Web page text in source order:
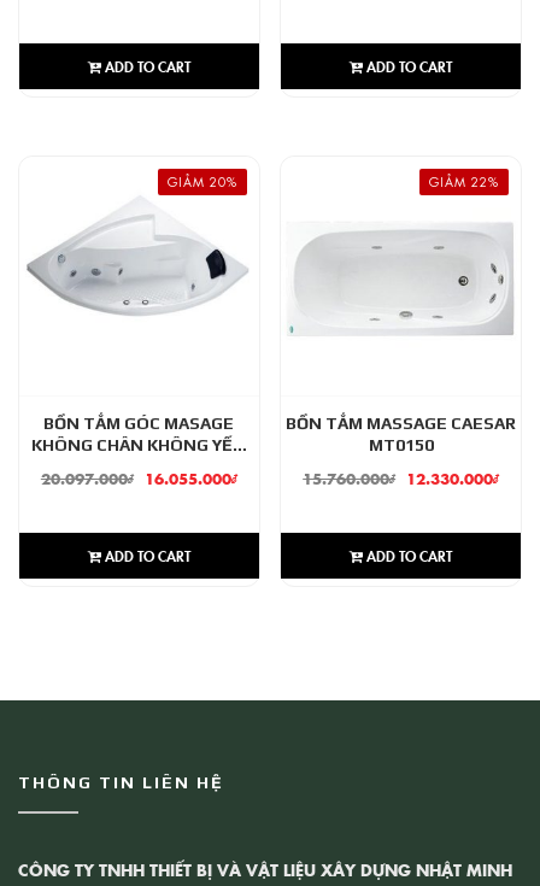
ADD TO CART ADD TO CART
GIẢM 20%
BỒN TẮM GÓC MASAGE
KHÔNG CHÂN KHÔNG YẾM
20.097.000₫ 16.055.000₫
ADD TO CART
GIẢM 22%
BỒN TẮM MASSAGE CAESAR
MT0150
15.760.000₫ 12.330.000₫
ADD TO CART
THÔNG TIN LIÊN HỆ
CÔNG TY TNHH THIẾT BỊ VÀ VẬT LIỆU XÂY DỰNG NHẬT MINH